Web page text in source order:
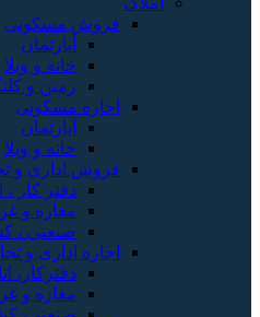
فروش مسکونی
آپارتمان
خانه و ویلا
زمین و
اجاره مسکونی
آپارتمان
خانه و ویلا
فروش اداری و
دفتر کار
مغازه و
صنعتی ،
اجاره اداری و
دفترکار،
مغازه و